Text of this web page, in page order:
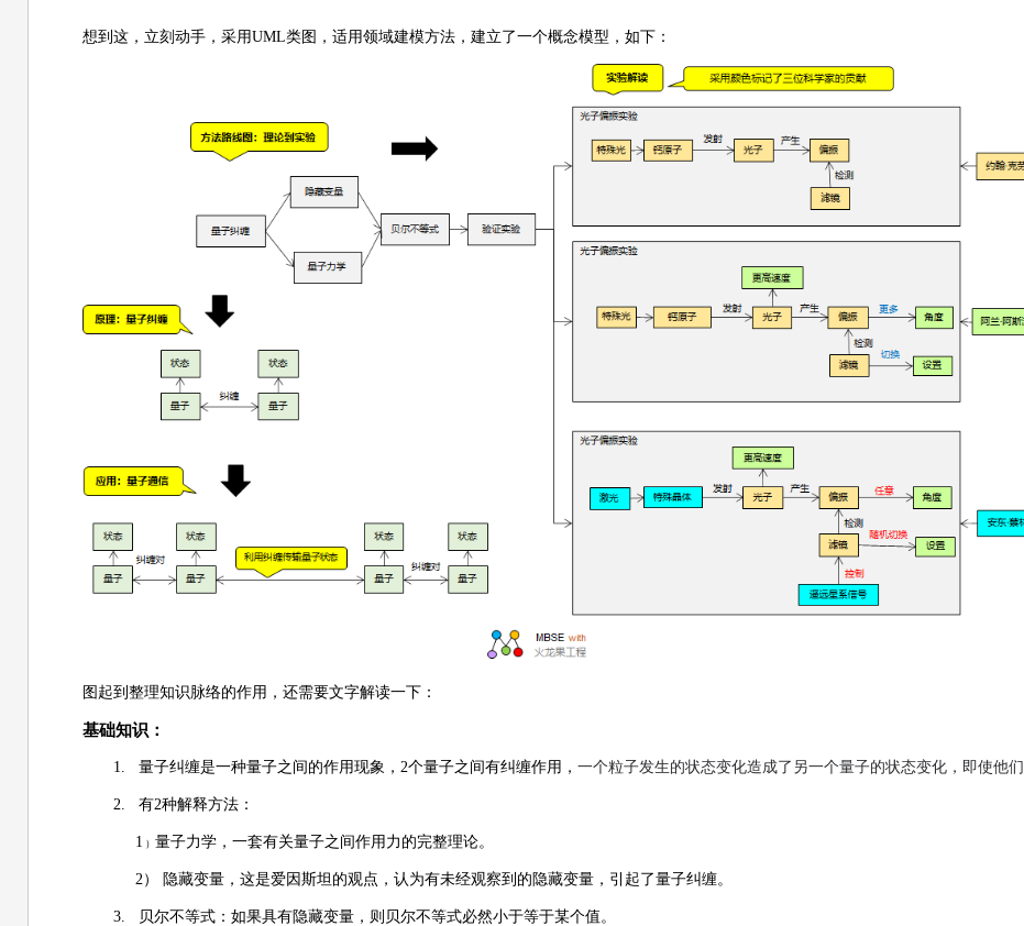
想到这，立刻动手，采用UML类图，适用领域建模方法，建立了一个概念模型，如下：
图起到整理知识脉络的作用，还需要文字解读一下：
基础知识：
1. 量子纠缠是一种量子之间的作用现象，2个量子之间有纠缠作用， 一个粒子发生的状态变化造成了另一个量子的状态变化，即使他们
2. 有2种解释方法：
1 ） 量子力学，一套有关量子之间作用力的完整理论。
2） 隐藏变量，这是爱因斯坦的观点，认为有未经观察到的隐藏变量，引起了量子纠缠。
3. 贝尔不等式：如果具有隐藏变量，则贝尔不等式必然小于等于某个值。